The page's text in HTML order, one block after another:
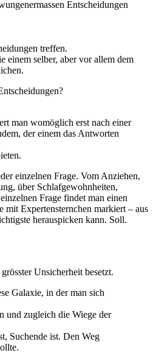
Entscheidungen
treffen.
einem selber, aber vor allem dem
man womöglich erst nach einer
der einem das Antworten
einzelnen Frage. Vom Anziehen,
über Schlafgewohnheiten,
Frage findet man einen
Expertensternchen markiert – aus
herauspicken kann. Soll.
Unsicherheit besetzt.
Galaxie, in der man sich
und zugleich die Wiege der
Suchende ist. Den Weg